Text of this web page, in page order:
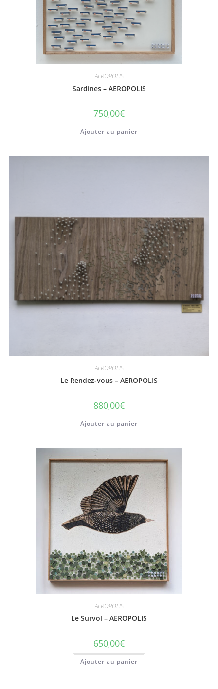
AEROPOLIS
Sardines – AEROPOLIS
750,00€
Ajouter au panier
AEROPOLIS
Le Rendez-vous – AEROPOLIS
880,00€
Ajouter au panier
AEROPOLIS
Le Survol – AEROPOLIS
650,00€
Ajouter au panier